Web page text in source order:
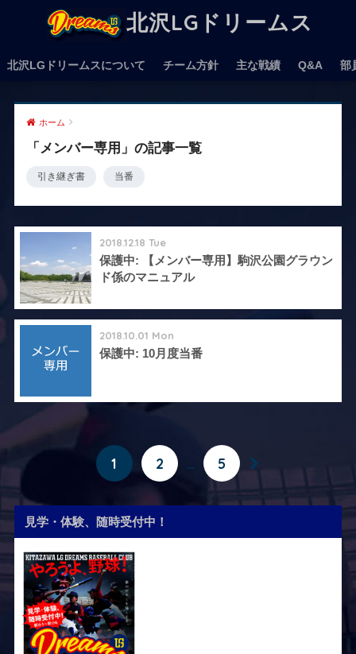
北沢LGドリームス
北沢LGドリームスについて チーム方針 主な戦績 Q&A 部
ホーム
「メンバー専用」の記事一覧
引き継ぎ書 当番
2018.12.18 Tue
保護中: 【メンバー専用】駒沢公園グラウン
ド係のマニュアル
2018.10.01 Mon
保護中: 10月度当番
1 2 … 5
見学・体験、随時受付中！